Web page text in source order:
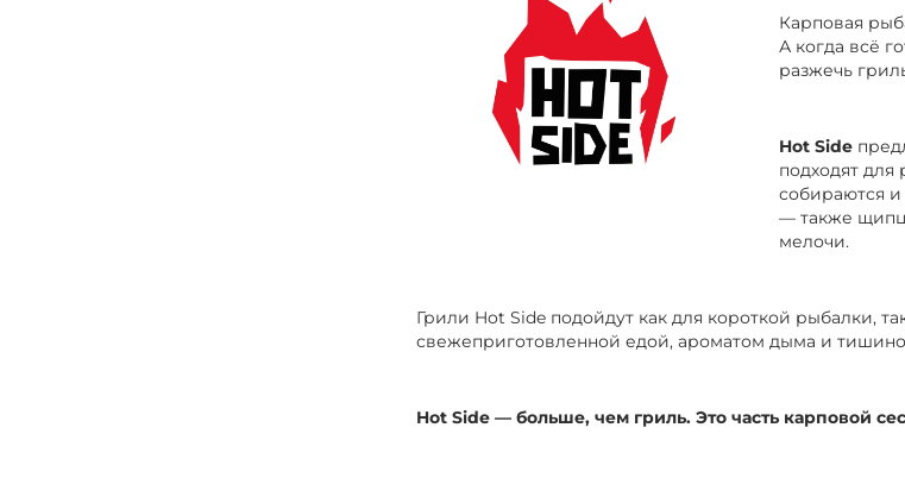
Карповая
А когда всё
разжечь
Hot Side
подходят
собираются
— также
мелочи.
Грили Hot Side подойдут как для короткой рыбалки,
свежеприготовленной едой, ароматом дыма и
Hot Side — больше, чем гриль. Это часть карповой